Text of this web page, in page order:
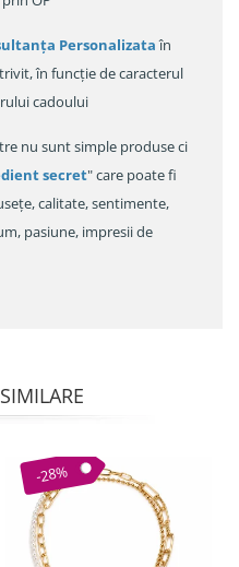
Personalizataîn
în funcție de caracterul
cadoului
nu sunt simple produse ci
secret" care poate fi
calitate, sentimente,
pasiune, impresii de
-28%